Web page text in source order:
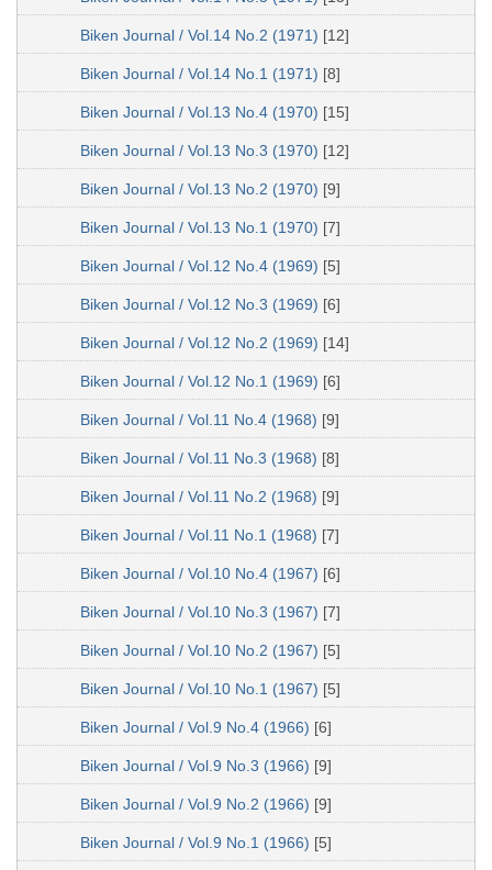
Biken Journal / Vol.14 No.2 (1971) [12]
Biken Journal / Vol.14 No.1 (1971) [8]
Biken Journal / Vol.13 No.4 (1970) [15]
Biken Journal / Vol.13 No.3 (1970) [12]
Biken Journal / Vol.13 No.2 (1970) [9]
Biken Journal / Vol.13 No.1 (1970) [7]
Biken Journal / Vol.12 No.4 (1969) [5]
Biken Journal / Vol.12 No.3 (1969) [6]
Biken Journal / Vol.12 No.2 (1969) [14]
Biken Journal / Vol.12 No.1 (1969) [6]
Biken Journal / Vol.11 No.4 (1968) [9]
Biken Journal / Vol.11 No.3 (1968) [8]
Biken Journal / Vol.11 No.2 (1968) [9]
Biken Journal / Vol.11 No.1 (1968) [7]
Biken Journal / Vol.10 No.4 (1967) [6]
Biken Journal / Vol.10 No.3 (1967) [7]
Biken Journal / Vol.10 No.2 (1967) [5]
Biken Journal / Vol.10 No.1 (1967) [5]
Biken Journal / Vol.9 No.4 (1966) [6]
Biken Journal / Vol.9 No.3 (1966) [9]
Biken Journal / Vol.9 No.2 (1966) [9]
Biken Journal / Vol.9 No.1 (1966) [5]